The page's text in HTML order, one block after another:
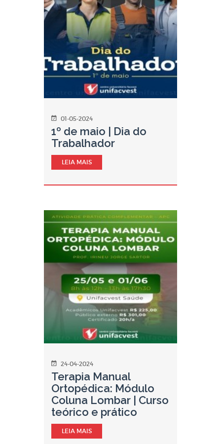
01-05-2024
1º de maio | Dia do
Trabalhador
LEIA MAIS
24-04-2024
Terapia Manual
Ortopédica: Módulo
Coluna Lombar | Curso
teórico e prático
LEIA MAIS